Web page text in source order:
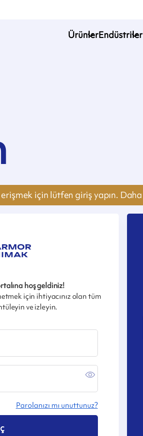
ÜrünlerEndüstriler
için lütfen giriş yapın.
hoş geldiniz!
için ihtiyacınız olan tüm
ve izleyin.
Parolanızı mı unuttunuz?